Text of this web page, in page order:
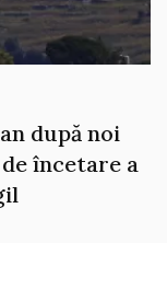
după noi
încetare a